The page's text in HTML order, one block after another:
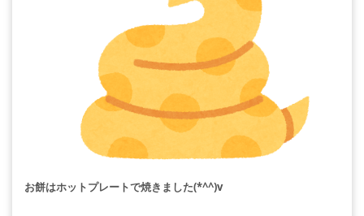
お餅はホットプレートで焼きました(*^^)v